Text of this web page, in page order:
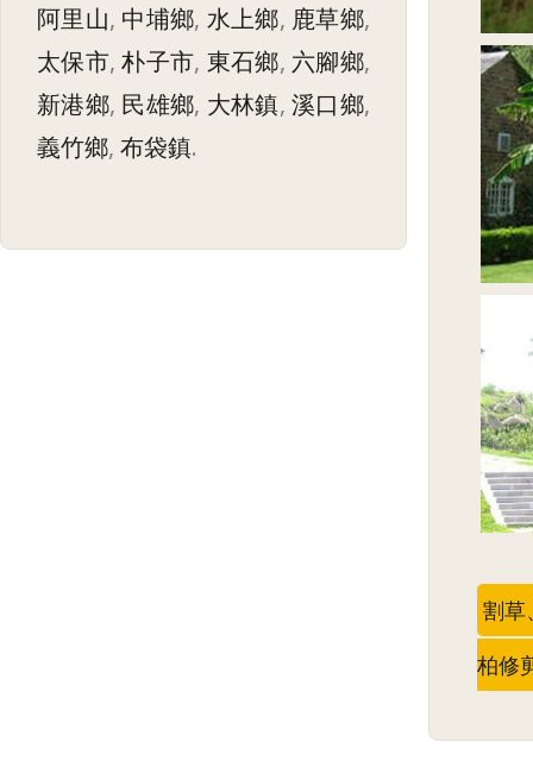
割草
柏修
阿里山, 中埔鄉, 水上鄉, 鹿草鄉,
太保市,朴子市, 東石鄉, 六腳鄉,
新港鄉, 民雄鄉, 大林鎮,溪口鄉,
義竹鄉, 布袋鎮.